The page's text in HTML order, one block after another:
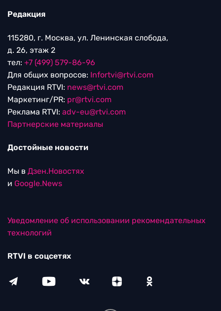
Редакция
115280, г. Москва, ул. Ленинская слобода,
д. 26, этаж 2
тел: +7 (499) 579-86-96
Для общих вопросов: Infortvi@rtvi.com
Редакция RTVI: news@rtvi.com
Маркетинг/PR: pr@rtvi.com
Реклама RTVI: adv-eu@rtvi.com
Партнерские материалы
Достойные новости
Мы в Дзен.Новостях
и Google.News
Уведомление об использовании рекомендательных
технологий
RTVI в соцсетях